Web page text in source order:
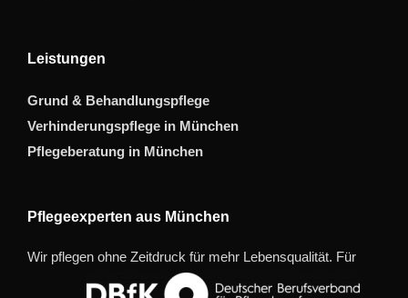
Leistungen
Grund & Behandlungspflege
Verhinderungspflege in München
Pflegeberatung in München
Pflegeexperten aus München
Wir pflegen ohne Zeitdruck für mehr Lebensqualität. Für